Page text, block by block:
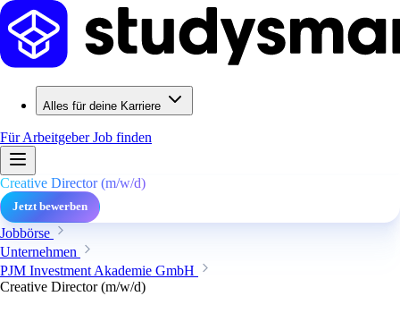
Alles für deine Karriere
Für ArbeitgeberJob finden
Creative Director (m/w/d)
Jetzt bewerben
Jobbörse
Unternehmen
PJM Investment Akademie GmbH
Creative Director (m/w/d)